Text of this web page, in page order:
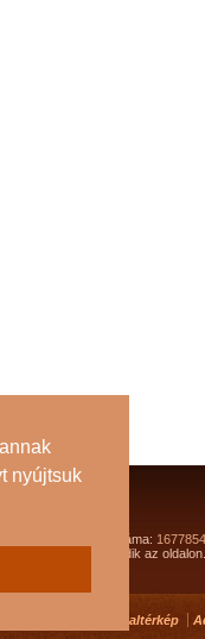
nyújtsuk
Összes látogató száma: 1677854
látogató tartózkodik az oldalon.
Oldaltérkép